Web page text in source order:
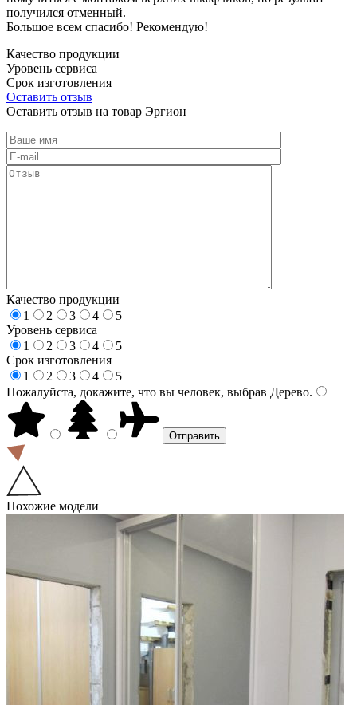
получился отменный.
Большое всем спасибо! Рекомендую!
Качество продукции
Уровень сервиса
Срок изготовления
Оставить отзыв
Оставить отзыв на товар Эргион
Качество продукции
1
2 3 4
5
Уровень сервиса
1
2 3 4
5
Срок изготовления
1
2 3 4
5
Пожалуйста, докажите, что вы человек, выбрав Дерево.
Похожие модели